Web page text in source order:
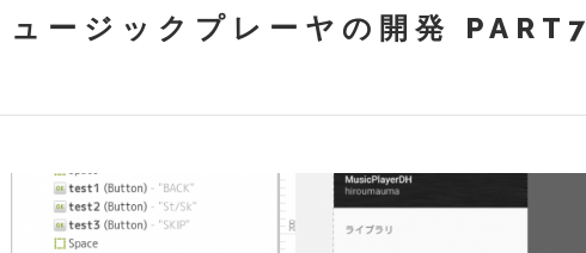
ュージックプレーヤの開発 PART7